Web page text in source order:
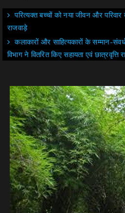
परित्यक्त बच्चों को नया जीवन और परिवार दे
राजवाड़े
कलाकारों और साहित्यकारों के सम्मान-
विभाग ने वितरित किए सहायता एवं